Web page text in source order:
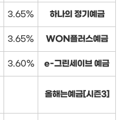
3.65% 하나의 정기예금
3.65% WON플러스예금
3.60% e-그린세이브 예금
올해는예금[시즌3]